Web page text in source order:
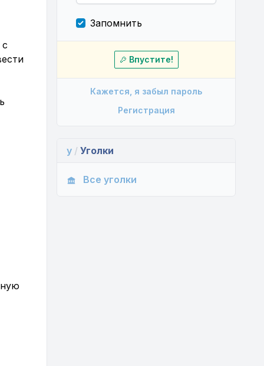
Запомнить
Впустите!
Кажется, я забыл пароль
Регистрация
y / Уголки
Все уголки